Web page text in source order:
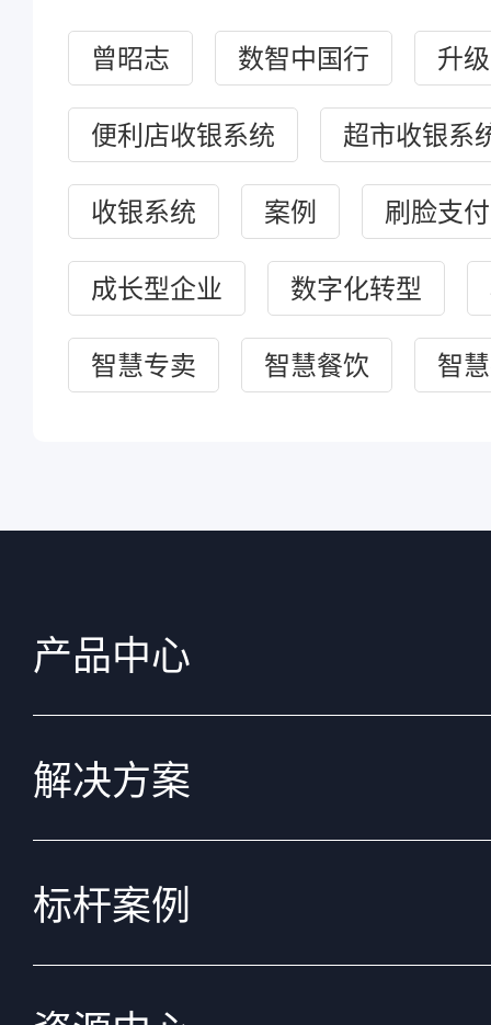
曾昭志 数智中国行 升
便利店收银系统 超市收银系
收银系统 案例 刷脸支付
成长型企业 数字化转型
智慧专卖 智慧餐饮 智
产品中心
解决方案
标杆案例